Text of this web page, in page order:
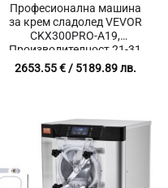
Професионална машина
за крем сладолед VEVOR
CKX300PRO-A19,
Производителност 21-31
литра на час, Контейнери 2
x 4.3 литра
2653.55€/ 5189.89 лв.